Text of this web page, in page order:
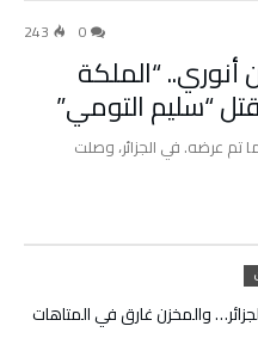
243
أنوري.. “الملكة
“سليم التومي”
تم عرضه. في الجزائر، وصلت
والمخزن غارق في المتاهات